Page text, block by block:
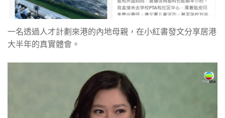
一名透過人才計劃來港的內地母親，在小紅書發文分享居港
大半年的真實體會。